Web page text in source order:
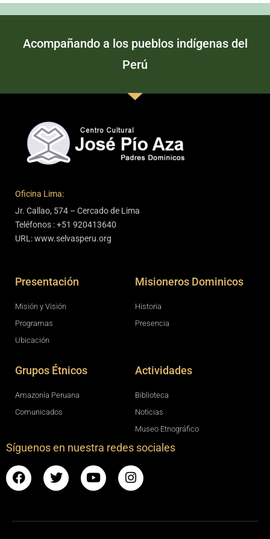
Acompañando a los pueblos indígenas del
Perú
Oficina Lima:
Jr. Callao, 574 – Cercado de Lima
Teléfonos : +51 920413640
URL: www.selvasperu.org
Presentación
Misión y Visión
Programas
Ubicación
Misioneros Dominicos
Historia
Presencia
Grupos Étnicos
Amazonía Peruana
Comunicados
Actividades
Biblioteca
Noticias
Museo Etnográfico
Síguenos en nuestra redes sociales